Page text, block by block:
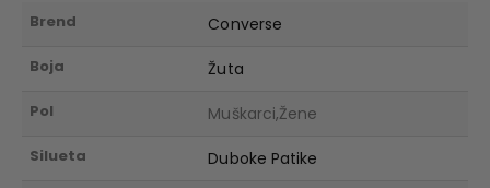
Brend Converse
Boja Žuta
Pol Muškarci,Žene
Silueta Duboke Patike